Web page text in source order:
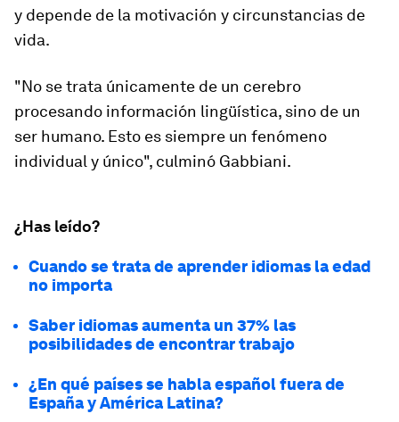
y depende de la motivación y circunstancias de
vida.
"No se trata únicamente de un cerebro
procesando información lingüística, sino de un
ser humano. Esto es siempre un fenómeno
individual y único", culminó Gabbiani.
¿Has leído?
Cuando se trata de aprender idiomas la edad
no importa
Saber idiomas aumenta un 37% las
posibilidades de encontrar trabajo
¿En qué países se habla español fuera de
España y América Latina?